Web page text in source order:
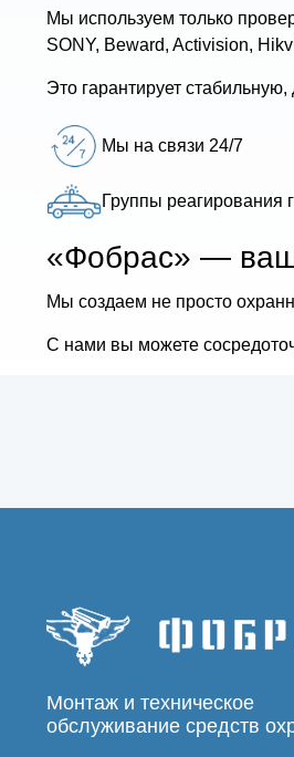
Мы используем только
SONY, Beward, Activision,
Это гарантирует
Мы на связи 24/7
Группы реагирования
«Фобрас» —
Мы создаем не просто
С нами вы можете
Монтаж и техническое
обслуживание средств